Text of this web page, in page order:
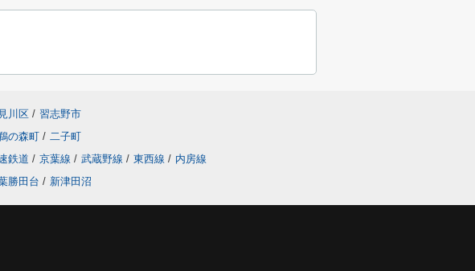
川区 / 習志野市
の森町 / 二子町
鉄道 / 京葉線 / 武蔵野線 / 東西線 / 内房線
勝田台 / 新津田沼